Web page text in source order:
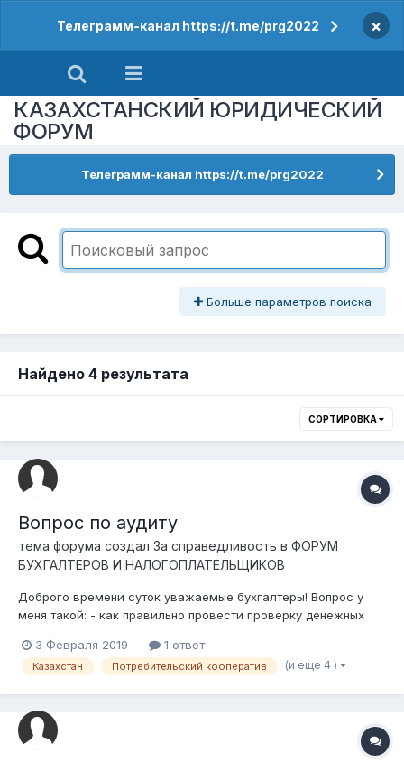
Телеграмм-канал https://t.me/prg2022 ×
КАЗАХСТАНСКИЙ ЮРИДИЧЕСКИЙ
ФОРУМ
Телеграмм-канал https://t.me/prg2022
Больше параметров поиска
Найдено 4 результата
СОРТИРОВКА
Вопрос по аудиту
тема форума создал За справедливость в ФОРУМ
БУХГАЛТЕРОВ И НАЛОГОПЛАТЕЛЬЩИКОВ
Доброго времени суток уважаемые бухгалтеры! Вопрос у
меня такой: - как правильно провести проверку денежных
оплачивают председателю (приход, расход) ? Ситуация
следующая - дело происходит на дачном массиве, около 100
3 Февраля 2019 1 ответ
Казахстан Потребительский кооператив (и еще 4 )